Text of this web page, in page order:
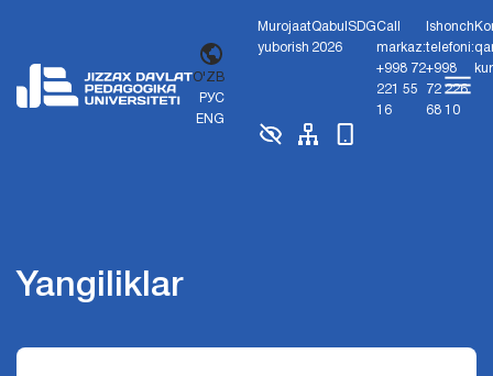
O'ZB
РУС
ENG
Murojaat
yuborish
Qabul
2026
SDGCall
markaz:
+998 72
221 55
16
Ishonch
telefoni:
+998
72 226
68 10
Yangiliklar